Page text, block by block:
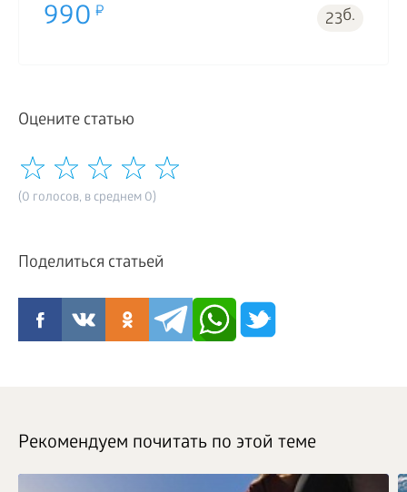
990 23б.
Оцените статью
(0 голосов, в среднем 0)
Поделиться статьей
Рекомендуем почитать по этой теме